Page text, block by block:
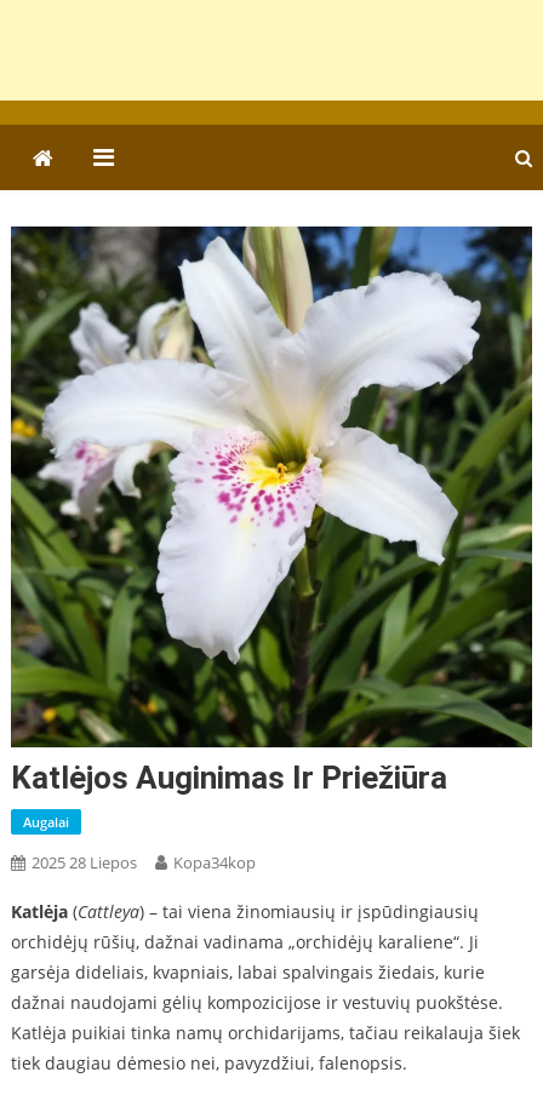
Katlėjos Auginimas Ir Priežiūra
Augalai
2025 28 Liepos Kopa34kop
Katlėja(Cattleya) – tai viena žinomiausių ir įspūdingiausių
orchidėjų rūšių, dažnai vadinama „orchidėjų karaliene“. Ji
garsėja dideliais, kvapniais, labai spalvingais žiedais, kurie
dažnai naudojami gėlių kompozicijose ir vestuvių puokštėse.
Katlėja puikiai tinka namų orchidarijams, tačiau reikalauja šiek
tiek daugiau dėmesio nei, pavyzdžiui, falenopsis.